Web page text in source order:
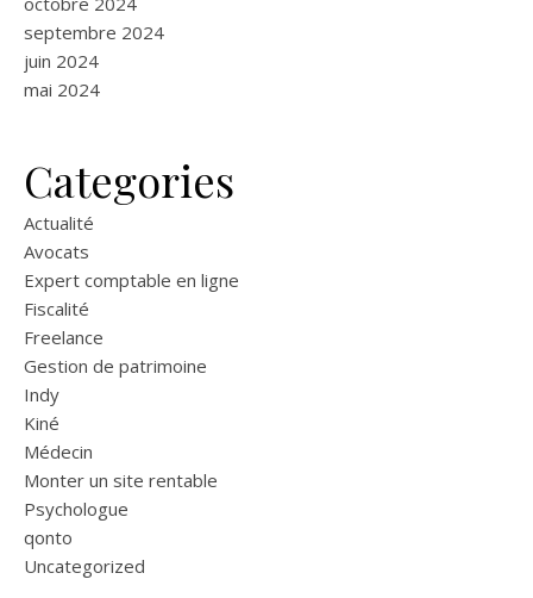
septembre 2024
juin 2024
mai 2024
Categories
Actualité
Avocats
Expert comptable en ligne
Fiscalité
Freelance
Gestion de patrimoine
Indy
Kiné
Médecin
Monter un site rentable
Psychologue
qonto
Uncategorized